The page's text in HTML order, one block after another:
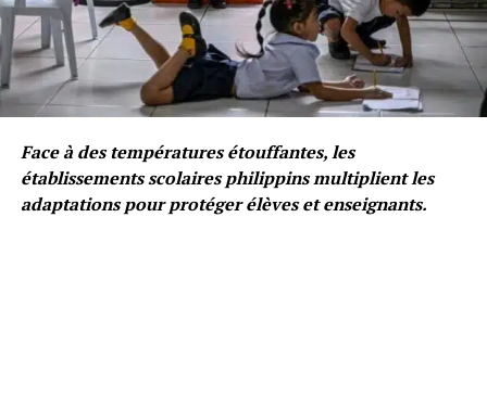
Face à des températures étouffantes, les
établissements scolaires philippins multiplient les
adaptations pour protéger élèves et enseignants.